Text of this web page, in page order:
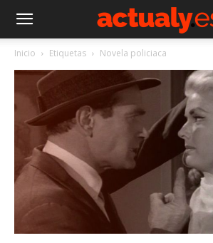
Inicio Etiquetas Novela policiaca